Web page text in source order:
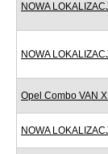
NOWA
NOWA
Opel Combo VAN
NOWA